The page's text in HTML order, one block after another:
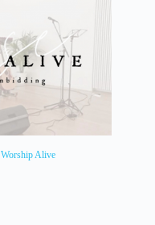
Worship Alive